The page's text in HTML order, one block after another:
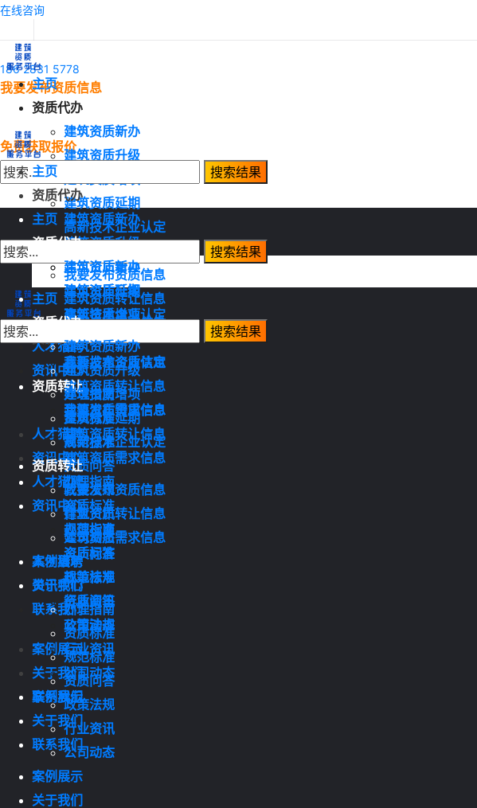
在线咨询
186 2831 5778
我要发布资质信息
免费获取报价
主页
资质代办
建筑资质新办
建筑资质升级
建筑资质延期
高新技术企业认定
我要发布资质信息
建筑资质转让信息
建筑资质需求信息
人才猎聘
资讯中心
办理指南
资质标准
规范标准
资质问答
政策法规
行业资讯
公司动态
案例展示
关于我们
联系我们
主页
资质代办
建筑资质新办
建筑资质升级
建筑资质增项
建筑资质延期
高新技术企业认定
资质转让
我要发布资质信息
建筑资质转让信息
建筑资质需求信息
人才猎聘
资讯中心
办理指南
资质标准
规范标准
资质问答
政策法规
行业资讯
公司动态
案例展示
关于我们
联系我们
主页
资质代办
建筑资质新办
建筑资质升级
建筑资质增项
建筑资质延期
高新技术企业认定
资质转让
我要发布资质信息
建筑资质转让信息
建筑资质需求信息
人才猎聘
资讯中心
办理指南
资质标准
规范标准
资质问答
政策法规
行业资讯
公司动态
案例展示
关于我们
联系我们
主页
资质代办
建筑资质新办
建筑资质升级
建筑资质增项
建筑资质延期
高新技术企业认定
资质转让
我要发布资质信息
建筑资质转让信息
建筑资质需求信息
人才猎聘
资讯中心
办理指南
资质标准
规范标准
资质问答
政策法规
行业资讯
公司动态
案例展示
关于我们